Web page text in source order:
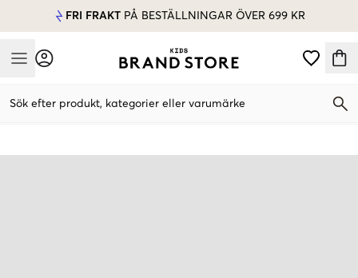
FRI FRAKT PÅ BESTÄLLNINGAR ÖVER 699 KR
Mobile Menu
Sök efter produkt, kategorier eller varumärke